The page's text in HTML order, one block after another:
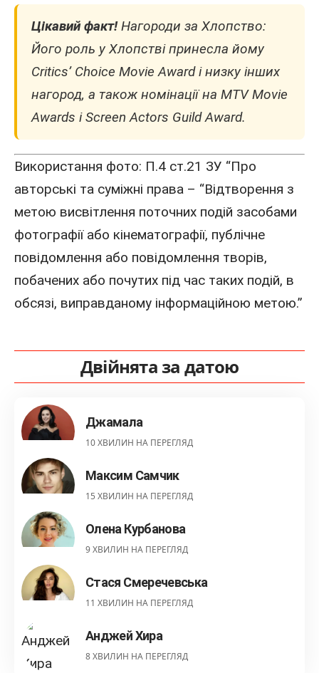
Цікавий факт!Нагороди за Хлопство:
Його роль у Хлопстві принесла йому
Critics’ Choice Movie Award і низку інших
нагород, а також номінації на MTV Movie
Awards і Screen Actors Guild Award.
Використання фото: П.4 ст.21 ЗУ “Про
авторські та суміжні права – “Відтворення з
метою висвітлення поточних подій засобами
фотографії або кінематографії, публічне
повідомлення або повідомлення творів,
побачених або почутих під час таких подій, в
обсязі, виправданому інформаційною метою.”
Двійнята за датою
Джамала
10 ХВИЛИН НА ПЕРЕГЛЯД
Максим Самчик
15 ХВИЛИН НА ПЕРЕГЛЯД
Олена Курбанова
9 ХВИЛИН НА ПЕРЕГЛЯД
Стася Смеречевська
11 ХВИЛИН НА ПЕРЕГЛЯД
Анджей Хира
8 ХВИЛИН НА ПЕРЕГЛЯД